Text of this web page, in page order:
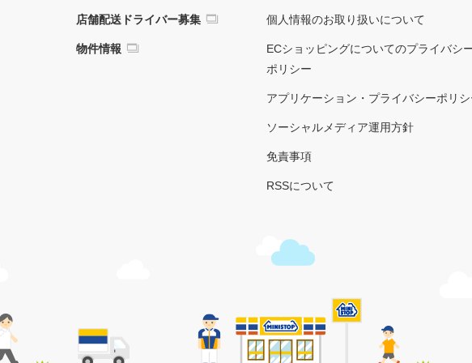
店舗配送ドライバー募集
物件情報
個人情報のお取り扱いについて
ECショッピングについてのプライバシ
ポリシー
アプリケーション・プライバシーポリ
ソーシャルメディア運用方針
免責事項
RSSについて